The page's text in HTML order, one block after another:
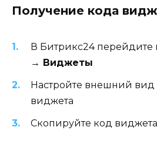
Получение кода
В Битрикс24 перейдите
→ Виджеты
Настройте внешний
виджета
Скопируйте код виджета